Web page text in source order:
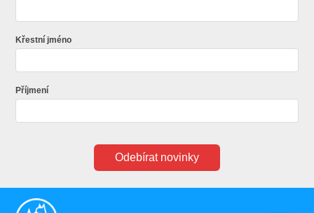
Křestní jméno
Příjmení
Odebírat novinky